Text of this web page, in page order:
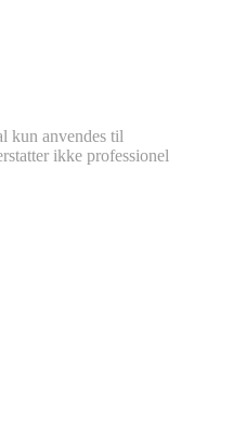
kun anvendes til
ikke professionel